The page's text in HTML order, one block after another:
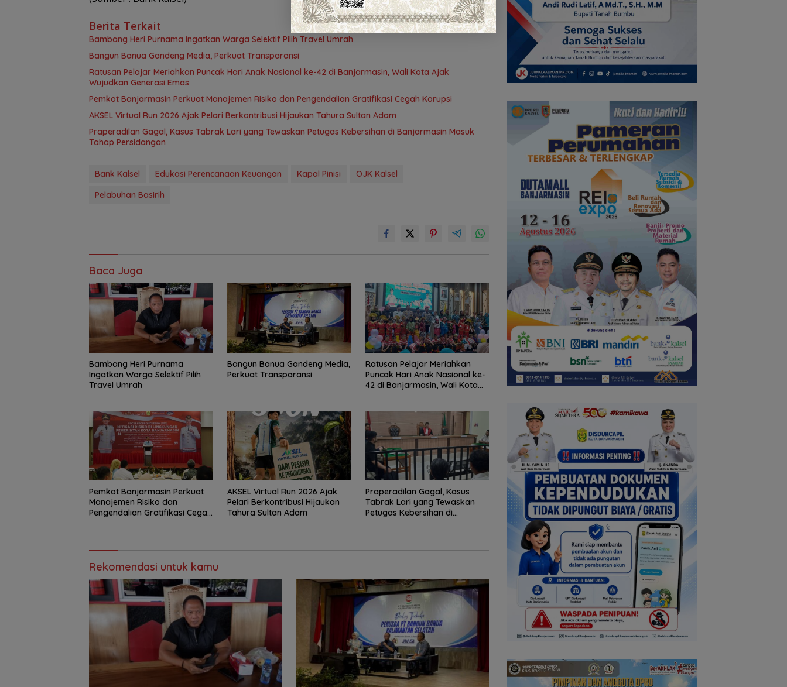
Berita Terkait
Bambang Heri Purnama Ingatkan Warga Selektif Pilih Travel Umrah
Bangun Banua Gandeng Media, Perkuat Transparansi
Ratusan Pelajar Meriahkan Puncak Hari Anak Nasional ke-42 di Banjarmasin, Wali Kota Ajak
Wujudkan Generasi Emas
Pemkot Banjarmasin Perkuat Manajemen Risiko dan Pengendalian Gratifikasi Cegah Korupsi
AKSEL Virtual Run 2026 Ajak Pelari Berkontribusi Hijaukan Tahura Sultan Adam
Praperadilan Gagal, Kasus Tabrak Lari yang Tewaskan Petugas Kebersihan di Banjarmasin Masuk
Tahap Persidangan
Bank Kalsel Edukasi Perencanaan Keuangan Kapal Pinisi
OJK Kalsel
Pelabuhan Basirih
Baca Juga
Bambang Heri Purnama
Ingatkan Warga Selektif Pilih
Travel Umrah
Bangun Banua Gandeng Media,
Perkuat Transparansi
Ratusan Pelajar Meriahkan
Puncak Hari Anak Nasional ke-
42 di Banjarmasin, Wali Kota
Pemkot Banjarmasin Perkuat
Manajemen Risiko dan
Pengendalian Gratifikasi Cegah
AKSEL Virtual Run 2026 Ajak
Pelari Berkontribusi Hijaukan
Tahura Sultan Adam
Praperadilan Gagal, Kasus
Tabrak Lari yang Tewaskan
Petugas Kebersihan di
Rekomendasi untuk kamu